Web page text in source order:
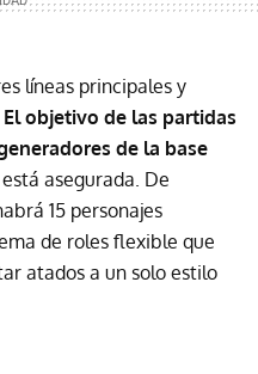
líneas principales y
El objetivo de las partidas
de la base
asegurada. De
15 personajes
de roles flexible que
atados a un solo estilo